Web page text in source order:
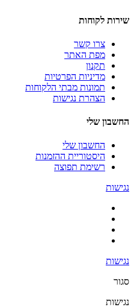
שירות לקוחות
צרו קשר
מפת האתר
תקנון
מדיניות הפרטיות
תמונות מבתי הלקוחות
הצהרת נגישות
החשבון שלי
החשבון שלי
היסטוריית ההזמנות
רשימת תפוצה
נגישות
נגישות
סגור
נגישות